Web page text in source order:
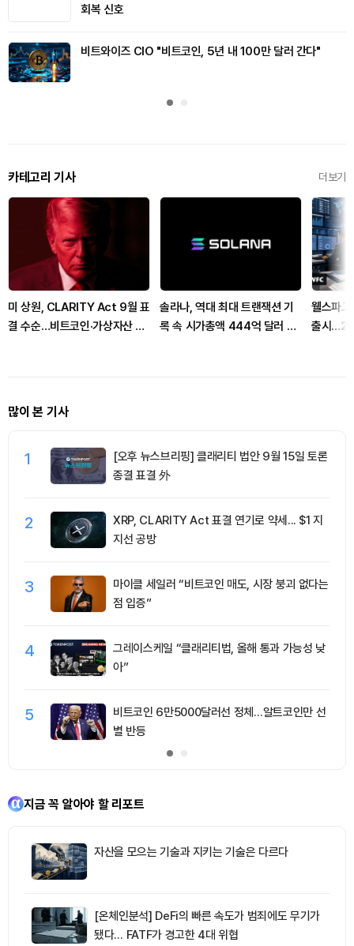
회복 신호
비트와이즈 CIO "비트코인, 5년 내 100만 달러 간다"
카테고리 기사 더보기
미 상원, CLARITY Act 9월 표
결 수순…비트코인·가상자산 규
솔라나, 역대 최대 트랜잭션 기
록 속 시가총액 444억 달러 돌
웰스파
출시
많이 본 기사
1
[오후 뉴스브리핑] 클래리티 법안 9월 15일 토론
종결 표결 外
2
XRP, CLARITY Act 표결 연기로 약세... $1 지
지선 공방
3
마이클 세일러 “비트코인 매도, 시장 붕괴 없다는
점 입증”
4
그레이스케일 “클래리티법, 올해 통과 가능성 낮
아”
5
비트코인 6만5000달러선 정체…알트코인만 선
별 반등
지금 꼭 알아야 할 리포트
자산을 모으는 기술과 지키는 기술은 다르다
[온체인분석] DeFi의 빠른 속도가 범죄에도 무기가
됐다… FATF가 경고한 4대 위협